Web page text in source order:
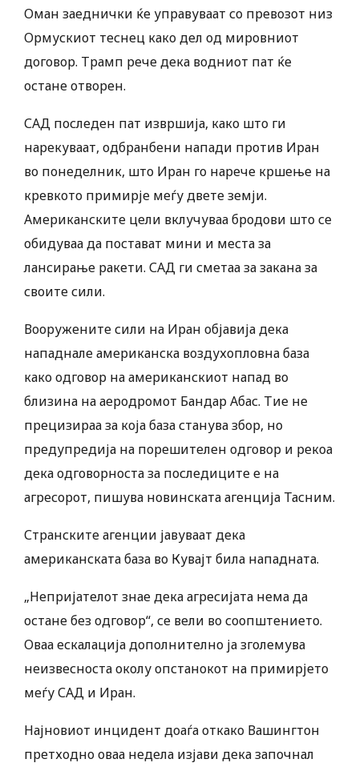
Оман заеднички ќе управуваат со превозот низ
Ормускиот теснец како дел од мировниот
договор. Трамп рече дека водниот пат ќе
остане отворен.
САД последен пат извршија, како што ги
нарекуваат, одбранбени напади против Иран
во понеделник, што Иран го нарече кршење на
кревкото примирје меѓу двете земји.
Американските цели вклучуваа бродови што се
обидуваа да постават мини и места за
лансирање ракети. САД ги сметаа за закана за
своите сили.
Вооружените сили на Иран објавија дека
нападнале американска воздухопловна база
како одговор на американскиот напад во
близина на аеродромот Бандар Абас. Тие не
прецизираа за која база станува збор, но
предупредија на порешителен одговор и рекоа
дека одговорноста за последиците е на
агресорот, пишува новинската агенција Тасним.
Странските агенции јавуваат дека
американската база во Кувајт била нападната.
„Непријателот знае дека агресијата нема да
остане без одговор“, се вели во соопштението.
Оваа ескалација дополнително ја зголемува
неизвесноста околу опстанокот на примирјето
меѓу САД и Иран.
Најновиот инцидент доаѓа откако Вашингтон
претходно оваа недела изјави дека започнал